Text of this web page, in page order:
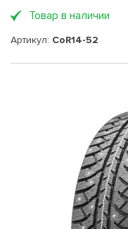
Товар в наличии
Артикул: CoR14-52